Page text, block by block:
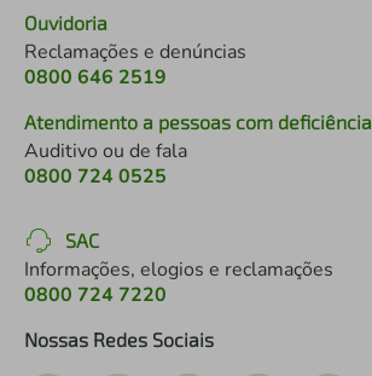
Ouvidoria
Reclamações e denúncias
0800 646 2519
Atendimento a pessoas com deficiência
Auditivo ou de fala
0800 724 0525
SAC
Informações, elogios e reclamações
0800 724 7220
Nossas Redes Sociais